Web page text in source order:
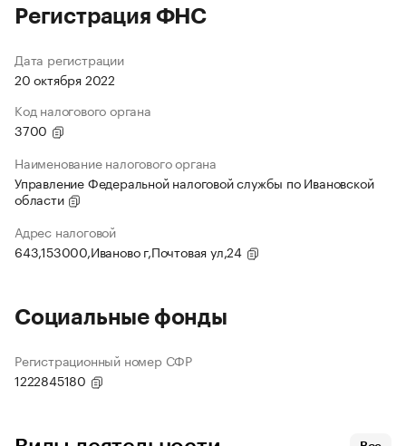
Регистрация ФНС
Дата регистрации
20 октября 2022
Код налогового органа
3700
Наименование налогового органа
Управление Федеральной налоговой службы по Ивановской
области
Адрес налоговой
643,153000,Иваново г,Почтовая ул,24
Социальные фонды
Регистрационный номер СФР
1222845180